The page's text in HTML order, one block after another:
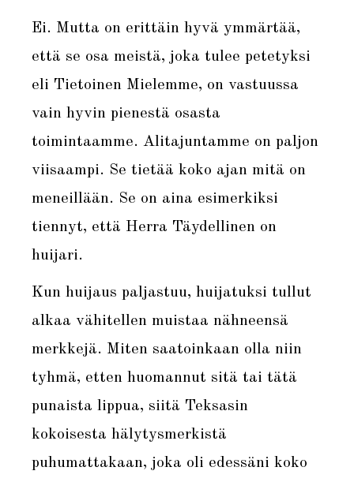
Ei. Mutta on erittäin hyvä ymmärtää,
että se osa meistä, joka tulee petetyksi
eli Tietoinen Mielemme, on vastuussa
vain hyvin pienestä osasta
toimintaamme. Alitajuntamme on paljon
viisaampi. Se tietää koko ajan mitä on
meneillään. Se on aina esimerkiksi
tiennyt, että Herra Täydellinen on
huijari.
Kun huijaus paljastuu, huijatuksi tullut
alkaa vähitellen muistaa nähneensä
merkkejä. Miten saatoinkaan olla niin
tyhmä, etten huomannut sitä tai tätä
punaista lippua, siitä Teksasin
kokoisesta hälytysmerkistä
puhumattakaan, joka oli edessäni koko